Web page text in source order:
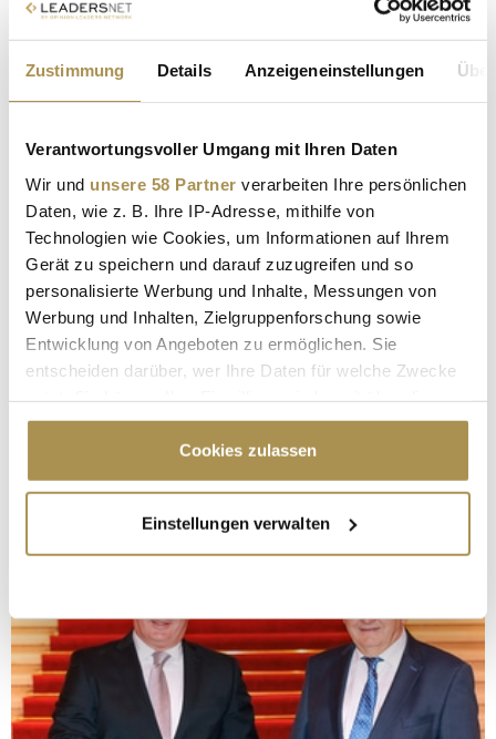
Zustimmung Details Anzeigeneinstellungen
Verantwortungsvoller Umgang mit Ihren Daten
Wir und unsere 58 Partner verarbeiten Ihre persönlichen
Daten, wie z. B. Ihre IP-Adresse, mithilfe von
Technologien wie Cookies, um Informationen auf Ihrem
Gerät zu speichern und darauf zuzugreifen und so
personalisierte Werbung und Inhalte, Messungen von
Werbung und Inhalten, Zielgruppenforschung sowie
Entwicklung von Angeboten zu ermöglichen. Sie
entscheiden darüber, wer Ihre Daten für welche Zwecke
Cookie-Erklärung oder durch Klicken auf das Privacy
Trigger Symbol ändern oder widerrufen
Informationen über Ihre geografische Lage
erfassen, welche bis auf einige Meter genau sein
bestimmten Merkmalen (Fingerprinting) identifizieren
Erfahren Sie mehr darüber, wie Ihre persönlichen Daten
verarbeitet werden, und legen Sie Ihre Präferenzen im
Abschnitt Einzelheiten
Cookies zulassen
Einstellungen verwalten